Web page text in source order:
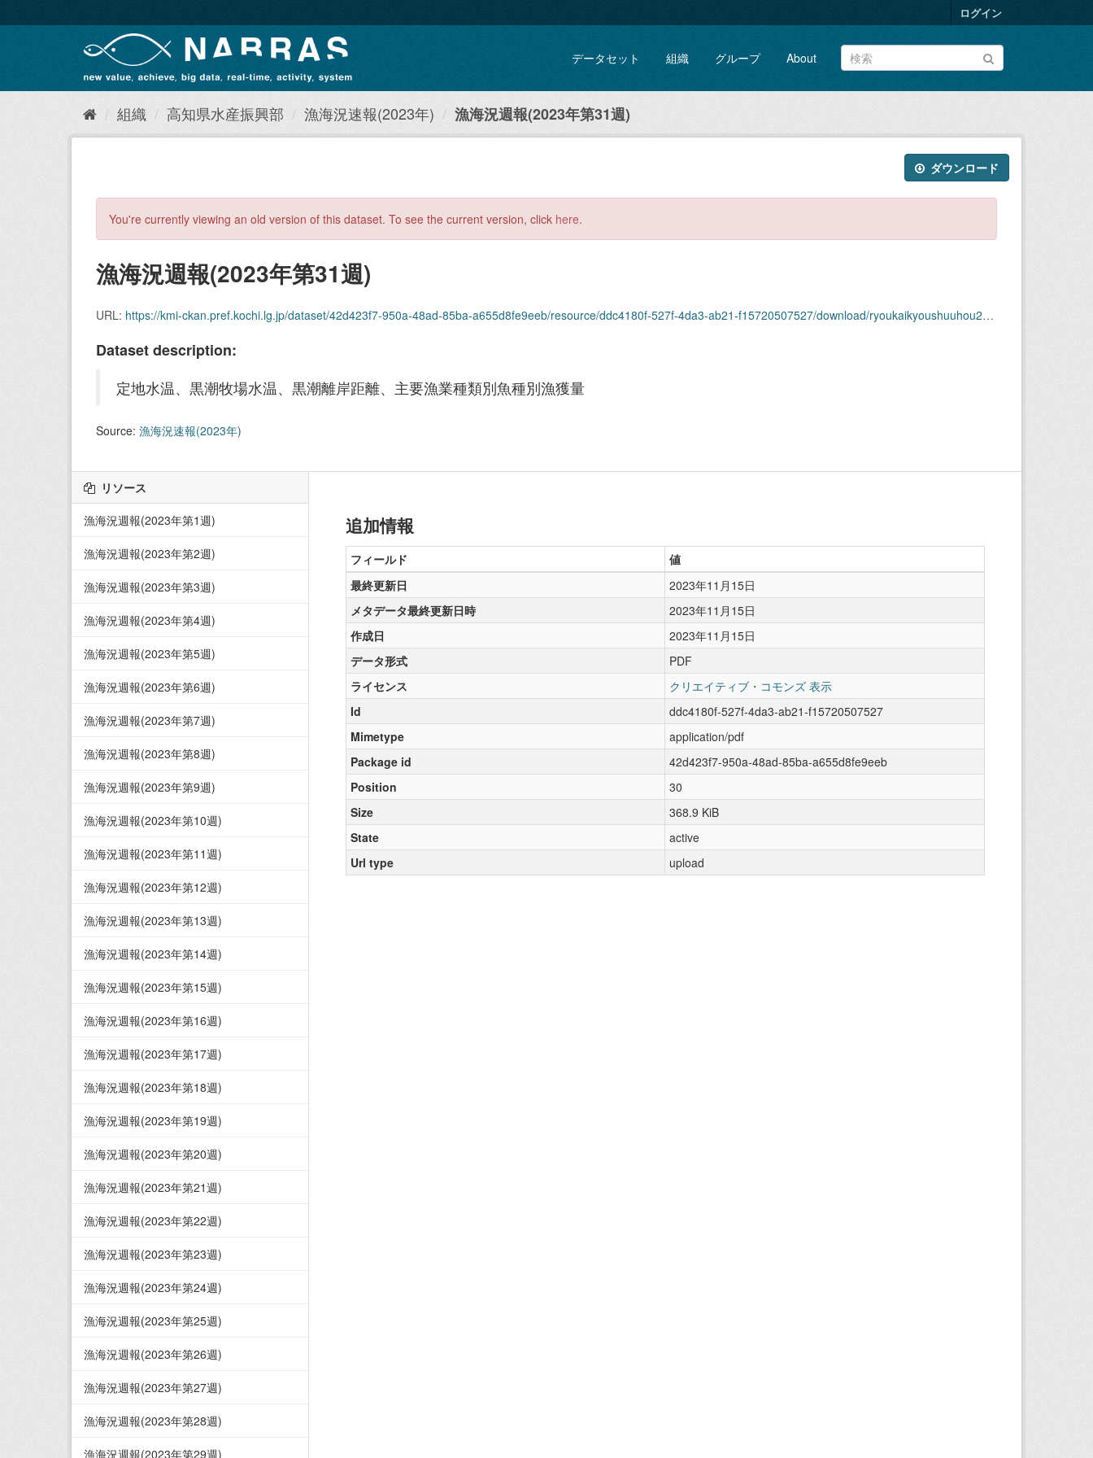
キ
て
ログイン
データセット 組織 グループ About
組織 高知県水産振興部 漁海況速報(2023年) 漁海況週報(2023年第31週)
ダウンロード
You're currently viewing an old version of this dataset. To see the current version, click here.
漁海況週報(2023年第31週)
URL: https://kmi-ckan.pref.kochi.lg.jp/dataset/42d423f7-950a-48ad-85ba-a655d8fe9eeb/resource/ddc4180f-527f-4da3-ab21-f15720507527/download/ryoukaikyoushuuhou2023nendai31shuu.pdf
Dataset description:
定地水温、黒潮牧場水温、黒潮離岸距離、主要漁業種類別魚種別漁獲量
Source: 漁海況速報(2023年)
リソース
漁海況週報(2023年第1週)
漁海況週報(2023年第2週)
漁海況週報(2023年第3週)
漁海況週報(2023年第4週)
漁海況週報(2023年第5週)
漁海況週報(2023年第6週)
漁海況週報(2023年第7週)
漁海況週報(2023年第8週)
漁海況週報(2023年第9週)
漁海況週報(2023年第10週)
漁海況週報(2023年第11週)
漁海況週報(2023年第12週)
漁海況週報(2023年第13週)
漁海況週報(2023年第14週)
漁海況週報(2023年第15週)
漁海況週報(2023年第16週)
漁海況週報(2023年第17週)
漁海況週報(2023年第18週)
漁海況週報(2023年第19週)
漁海況週報(2023年第20週)
漁海況週報(2023年第21週)
漁海況週報(2023年第22週)
漁海況週報(2023年第23週)
漁海況週報(2023年第24週)
漁海況週報(2023年第25週)
漁海況週報(2023年第26週)
漁海況週報(2023年第27週)
漁海況週報(2023年第28週)
漁海況週報(2023年第29週)
追加情報
フィールド
値
最終更新日
2023年11月15日
メタデータ最終更新日時
2023年11月15日
作成日
2023年11月15日
データ形式
PDF
ライセンス
クリエイティブ・コモンズ 表示
Id
ddc4180f-527f-4da3-ab21-f15720507527
Mimetype
application/pdf
Package id
42d423f7-950a-48ad-85ba-a655d8fe9eeb
Position
30
Size
368.9 KiB
State
active
Url type
upload